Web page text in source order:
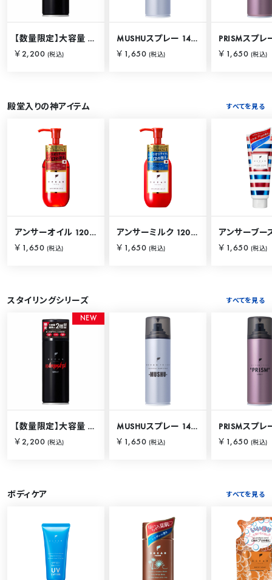
【数量限定】大容量 バリカタスプレー 280g
￥2,200 (税込)
MUSHUスプレー 140g
￥1,650 (税込)
PRISMスプレ
￥1,650 (税込)
殿堂入りの神アイテム すべてを見る
アンサーオイル 120mL
￥1,650 (税込)
アンサーミルク 120mL
￥1,650 (税込) ￥1,650 (税込)
スタイリングシリーズ すべてを見る
N EW
【数量限定】大容量 バリカタスプレー 280g
￥2,200 (税込)
MUSHUスプレー 140g
￥1,650 (税込)
PRISMスプレ
￥1,650 (税込)
ボディケア すべてを見る